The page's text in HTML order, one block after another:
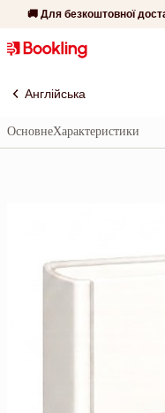
🚚 Для безкоштовної
Англійська
ОсновнеХарактеристики